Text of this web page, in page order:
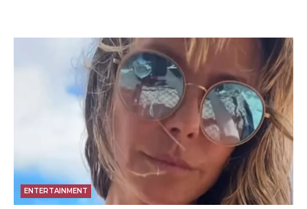
ENTERTAINMENT